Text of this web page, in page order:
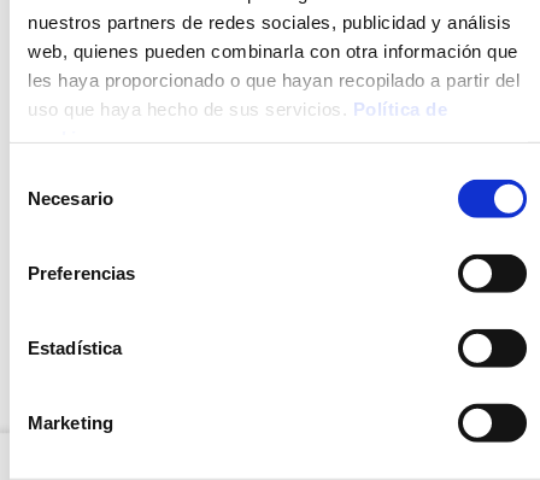
nuestros partners de redes sociales, publicidad y análisis
web, quienes pueden combinarla con otra información que
les haya proporcionado o que hayan recopilado a partir del
uso que haya hecho de sus servicios. Política de
Necesario
Preferencias
Estadística
Marketing
Baño maría
MÉTODO DE PREPARACIÓN
DESCARGAR PDF EXPLICATIVO